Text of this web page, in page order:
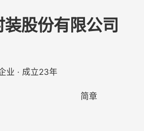
股份有限公司
业 · 成立23年
简章